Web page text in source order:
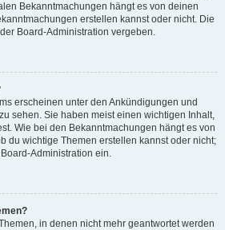
Bekanntmachungen hängt es von deinen
erstellen kannst oder nicht. Die
Board-Administration vergeben.
erscheinen unter den Ankündigungen und
sehen. Sie haben meist einen wichtigen Inhalt,
Wie bei den Bekanntmachungen hängt es von
du wichtige Themen erstellen kannst oder nicht;
Administration ein.
in denen nicht mehr geantwortet werden